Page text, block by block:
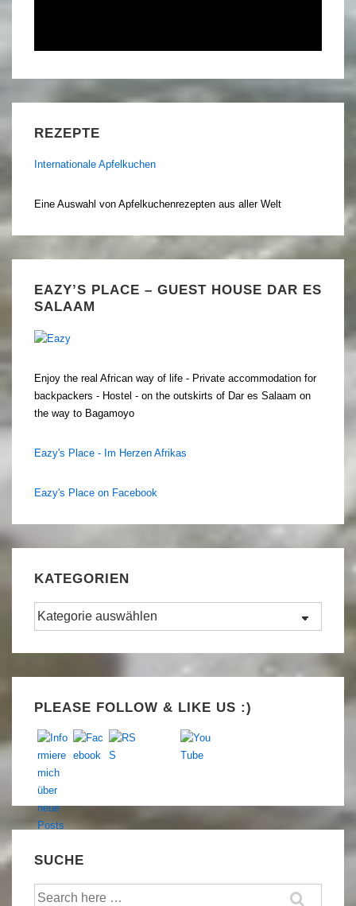
REZEPTE
Internationale Apfelkuchen
Eine Auswahl von Apfelkuchenrezepten aus aller Welt
EAZY’S PLACE – GUEST HOUSE DAR ES
SALAAM
Enjoy the real African way of life - Private accommodation for
backpackers - Hostel - on the outskirts of Dar es Salaam on
the way to Bagamoyo
Eazy's Place - Im Herzen Afrikas
Eazy's Place on Facebook
KATEGORIEN
Kategorien
PLEASE FOLLOW & LIKE US :)
SUCHE
Suche